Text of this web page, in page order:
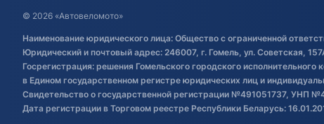
© 2026 «Автовеломото»
Наименование юридического лица: Общество с ограниченной
Юридический и почтовый адрес: 246007, г. Гомель, ул. Советская,
Госрегистрация: решения Гомельского городского исполнительного
в Едином государственном регистре юридических лиц и
Свидетельство о государственной регистрации №491051737, УНП
Дата регистрации в Торговом реестре Республики Беларусь: